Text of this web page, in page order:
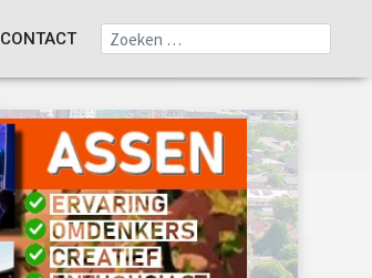
CONTACT